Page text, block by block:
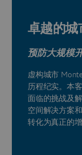
卓越的城
预防大规模
虚构城市
历程纪实。本
面临的挑战及
空间解决方案
转化为真正的增